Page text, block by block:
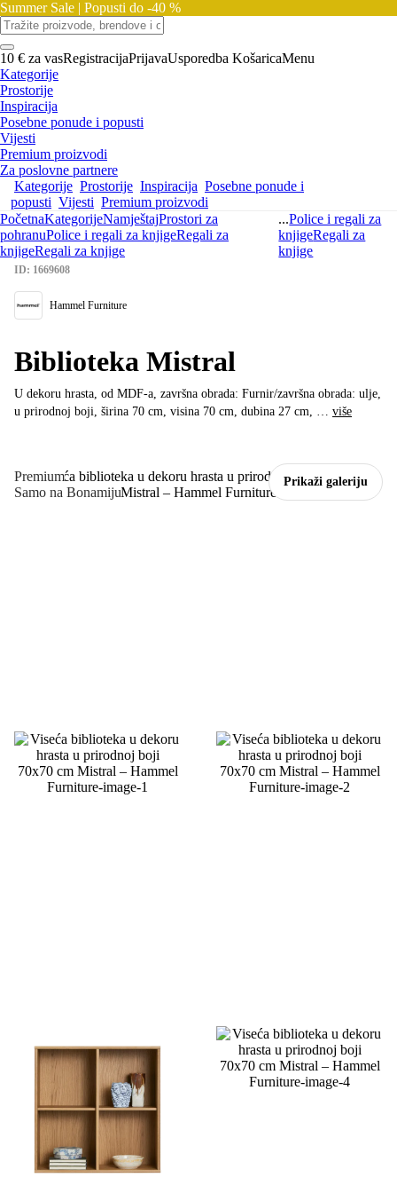
Summer Sale | Popusti do -40 %
10 € za vasRegistracijaPrijavaUsporedba KošaricaMenu
Kategorije
Prostorije
Inspiracija
Posebne ponude i popusti
Vijesti
Premium proizvodi
Za poslovne partnere
Kategorije Prostorije Inspiracija Posebne ponude i
popusti Vijesti Premium proizvodi
PočetnaKategorijeNamještajProstori za
pohranuPolice i regali za knjigeRegali za
knjigeRegali za knjige
...Police i regali za
knjigeRegali za
knjige
Prikaži galeriju
Premium
Samo na Bonamiju
ID: 1669608
Hammel Furniture
Biblioteka Mistral
U dekoru hrasta, od MDF-a, završna obrada: Furnir/završna obrada: ulje,
u prirodnoj boji, širina 70 cm, visina 70 cm, dubina 27 cm, … više